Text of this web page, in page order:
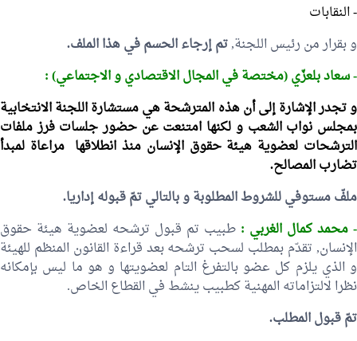
- النقابات
و بقرار من رئيس اللجنة,تم إرجاء الحسم في هذا الملف.
- سعاد بلعزّي (مختصة في المجال الاقتصادي و الاجتماعي) :
و تجدر الإشارة إلى أن هذه المترشحة هي مستشارة اللجنة الانتخابية
بمجلس نواب الشعب و لكنها امتنعت عن حضور جلسات فرز ملفات
الترشحات لعضوية هيئة حقوق الإنسان منذ انطلاقها مراعاة لمبدأ
تضارب المصالح.
ملفّ مستوفي للشروط المطلوبة و بالتالي تمّ قبوله إداريا.
- محمد كمال الغربي : طبيب تم قبول ترشحه لعضوية هيئة حقوق
الإنسان, تقدّم بمطلب لسحب ترشحه بعد قراءة القانون المنظم للهيئة
و الذي يلزم كل عضو بالتفرغ التام لعضويتها و هو ما ليس بإمكانه
نظرا لالتزاماته المهنية كطبيب ينشط في القطاع الخاص.
تمّ قبول المطلب.